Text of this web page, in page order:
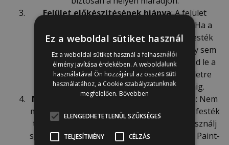
Felület előkészítésének hiánya: A felület
előkészítése elengedhetetlen a sikerhez. Ha a
felület poros, zsíros vagy egyenetlen, a festék
nem tapad megfelelően, és a végeredmény sem
lesz szép. Mindig tisztítsd meg és ellenőrizd le a
felületet a stencilezés előtt. A festett felületre
stencilezel, várj az alap teljes száradásáig.
Nem megfelelő festéktípus használata: Nem
minden festék alkalmas stencilezésre. Ha a festék
túl híg, könnyen befolyhat a stencil alá. Használj
sűrűbb festéket, például Annie Sloan Chalk Paint-
Ez a weboldal sütiket használ
Ez a weboldal sütiket használ a felhasználói
élmény javítása érdekében. A weboldalunk
használatával Ön hozzájárul az összes süti
használatához, a Cookie szabályzatunknak
megfelelően. Bővebben
ELENGEDHETETLENÜL SZÜKSÉGES
TELJESÍTMÉNY CÉLZÁS